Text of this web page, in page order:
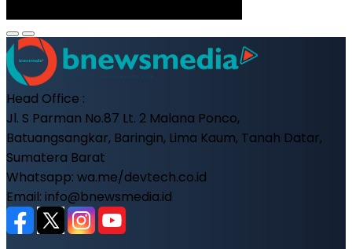
Head Office :
Jl. S Parman No.87 Lt. 2 Malana Ponco,
Batuangsangkar, Baringin, Lima Kaum, Tanah Datar,
Sumatera Barat
Whatsapp: wa.me/devtech.co.id
Email: info@bnewsmedia.id